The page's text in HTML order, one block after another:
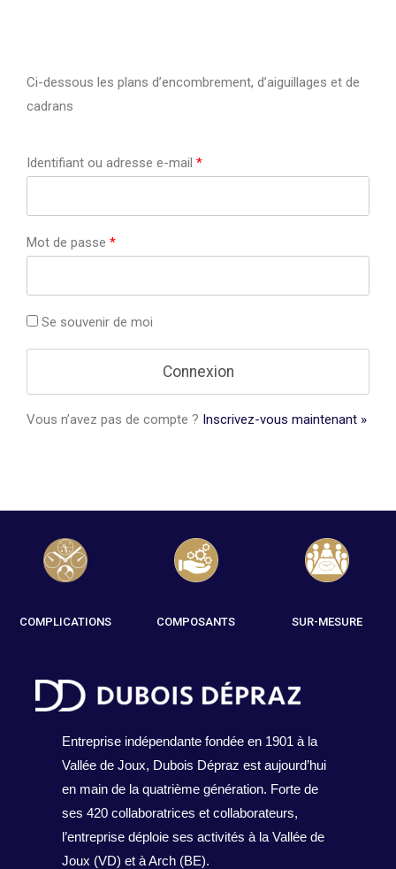
Ci-dessous les plans d’encombrement, d’aiguillages et de
cadrans
Identifiant ou adresse e-mail *
Mot de passe *
Se souvenir de moi
Vous n’avez pas de compte ? Inscrivez-vous maintenant »
COMPLICATIONS COMPOSANTS SUR-MESURE
Entreprise indépendante fondée en 1901 à la
Vallée de Joux, Dubois Dépraz est aujourd’hui
en main de la quatrième génération. Forte de
ses 420 collaboratrices et collaborateurs,
l’entreprise déploie ses activités à la Vallée de
Joux (VD) et à Arch (BE).